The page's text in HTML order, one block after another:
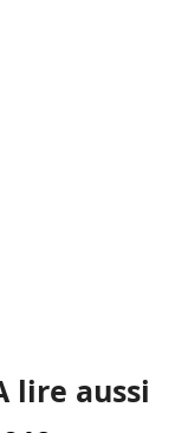
lire aussi